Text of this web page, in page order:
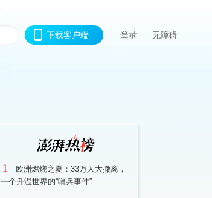
下载客户端 登录 无障碍
1
欧洲燃烧之夏：33万人大撤离，
一个升温世界的“哨兵事件”